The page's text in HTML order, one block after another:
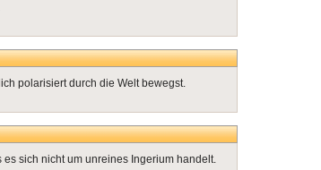
polarisiert durch die Welt bewegst.
sich nicht um unreines Ingerium handelt.